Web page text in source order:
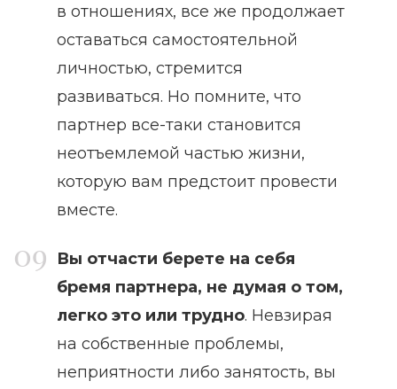
в отношениях, все же продолжает
оставаться самостоятельной
личностью, стремится
развиваться. Но помните, что
партнер все-таки становится
неотъемлемой частью жизни,
которую вам предстоит провести
вместе.
Вы отчасти берете на себя
бремя партнера, не думая о том,
легко это или трудно. Невзирая
на собственные проблемы,
неприятности либо занятость, вы